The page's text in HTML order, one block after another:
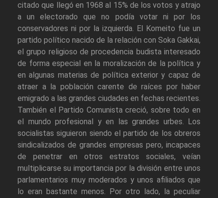
citado que llegó en 1968 al 15% de los votos y atrajo
a un electorado que no podía votar ni por los
conservadores ni por la izquierda. El Komeito fue un
partido político nacido de la relación con Soka Gakkai,
el grupo religioso de procedencia budista interesado
de forma especial en la moralización de la política y
en algunas materias de política exterior y capaz de
atraer a la población carente de raíces por haber
emigrado a las grandes ciudades en fechas recientes.
También el Partido Comunista creció, sobre todo en
el mundo profesional y en las grandes urbes. Los
socialistas siguieron siendo el partido de los obreros
sindicalizados de grandes empresas pero, incapaces
de penetrar en otros estratos sociales, veían
multiplicarse su importancia por la división entre unos
parlamentarios muy moderados y unos afiliados que
lo eran bastante menos. Por otro lado, la peculiar